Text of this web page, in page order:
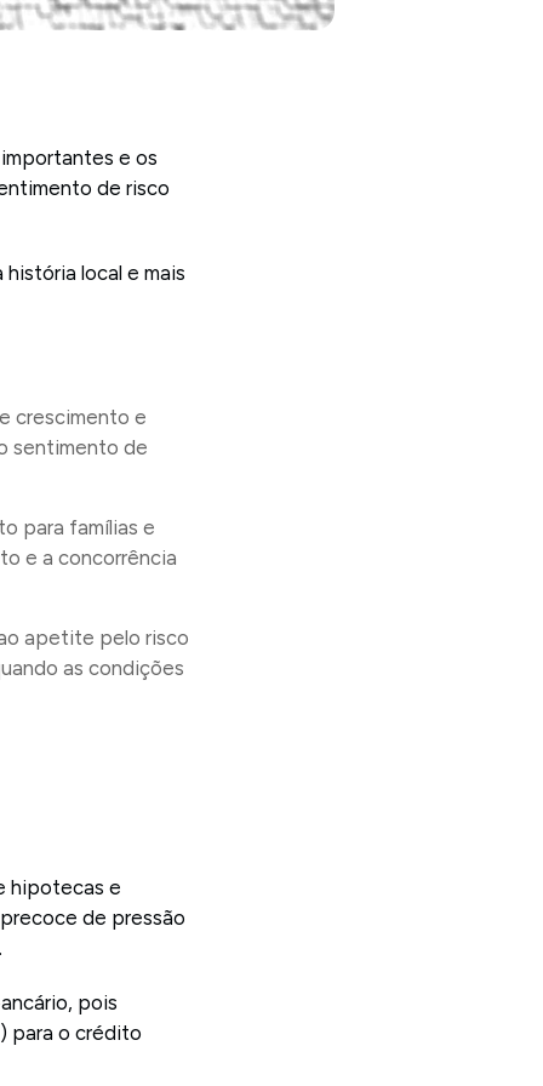
e os
de risco
local e mais
crescimento e
sentimento de
para famílias e
e a concorrência
apetite pelo risco
as condições
hipotecas e
de pressão
pois
para o crédito